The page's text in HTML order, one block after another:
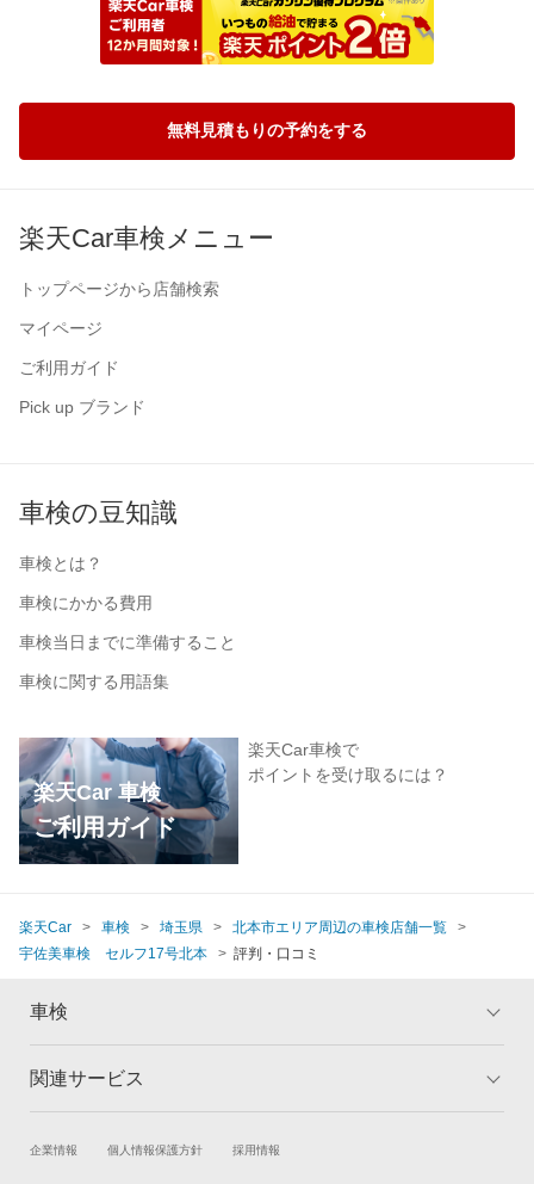
無料見積もりの予約をする
楽天Car車検メニュー
トップページから店舗検索
マイページ
ご利用ガイド
Pick up ブランド
車検の豆知識
車検とは？
車検にかかる費用
車検当日までに準備すること
車検に関する用語集
楽天Car 車検
ご利用ガイド
楽天Car車検で
ポイントを受け取るには？
楽天Car 車検 埼玉県
北本市エリア周辺の車検店舗一覧
宇佐美車検 セルフ17号北本
評判・口コミ
車検
トップ
車検の基礎知識 キャンペーン一覧
関連サービス
試乗・商談 新車購入
企業情報 個人情報保護方針 採用情報